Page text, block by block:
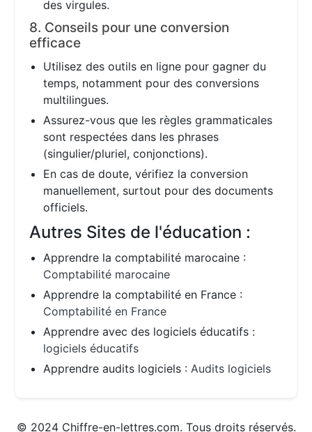
des virgules.
8. Conseils pour une conversion
efficace
Utilisez des outils en ligne pour gagner du
temps, notamment pour des conversions
multilingues.
Assurez-vous que les règles grammaticales
sont respectées dans les phrases
(singulier/pluriel, conjonctions).
En cas de doute, vérifiez la conversion
manuellement, surtout pour des documents
officiels.
Autres Sites de l'éducation :
Apprendre la comptabilité marocaine :
Comptabilité marocaine
Apprendre la comptabilité en France :
Comptabilité en France
Apprendre avec des logiciels éducatifs :
logiciels éducatifs
Apprendre audits logiciels :Audits logiciels
© 2024 Chiffre-en-lettres.com. Tous droits réservés.